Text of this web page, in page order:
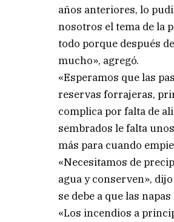
años anteriores, lo
nosotros el tema de la
todo porque después
mucho», agregó.
«Esperamos que las
reservas forrajeras,
complica por falta de
sembrados le falta
más para cuando
«Necesitamos de
agua y conserven»,
se debe a que las
«Los incendios a